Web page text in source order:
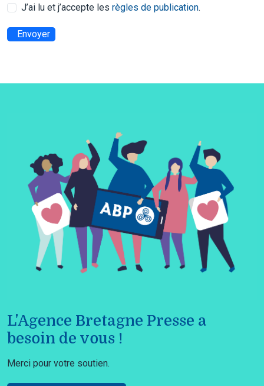
J’ai lu et j’accepte les règles de publication.
Envoyer
L'Agence Bretagne Presse a
besoin de vous !
Merci pour votre soutien.